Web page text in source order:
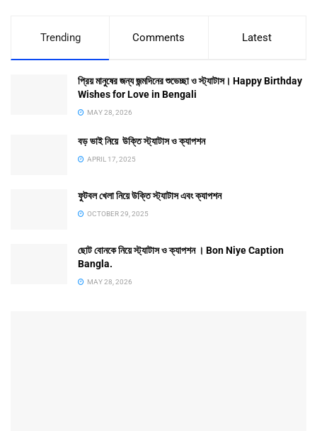
Trending Comments Latest
প্রিয় মানুষের জন্য জন্মদিনের শুভেচ্ছা ও স্ট্যাটাস। Happy Birthday
Wishes for Love in Bengali
MAY 28, 2026
বড় ভাই নিয়ে উক্তি স্ট্যাটাস ও ক্যাপশন
APRIL 17, 2025
ফুটবল খেলা নিয়ে উক্তি স্ট্যাটাস এবং ক্যাপশন
OCTOBER 29, 2025
ছোট বোনকে নিয়ে স্ট্যাটাস ও ক্যাপশন । Bon Niye Caption
Bangla.
MAY 28, 2026